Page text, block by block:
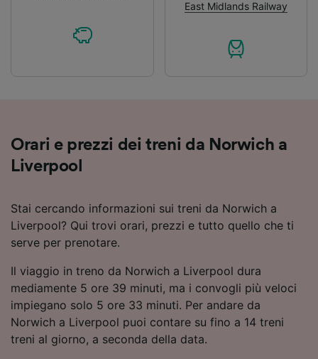
East Midlands Railway
Orari e prezzi dei treni da Norwich a
Liverpool
Stai cercando informazioni sui treni da Norwich a
Liverpool? Qui trovi orari, prezzi e tutto quello che ti
serve per prenotare.
Il viaggio in treno da Norwich a Liverpool dura
mediamente 5 ore 39 minuti, ma i convogli più veloci
impiegano solo 5 ore 33 minuti. Per andare da
Norwich a Liverpool puoi contare su fino a 14 treni
treni al giorno, a seconda della data.